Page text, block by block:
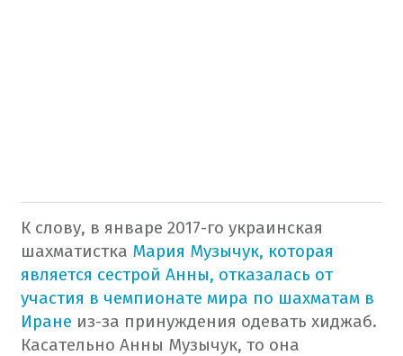
К слову, в январе 2017-го украинская
шахматистка Мария Музычук, которая
является сестрой Анны, отказалась от
участия в чемпионате мира по шахматам в
Иране из-за принуждения одевать хиджаб.
Касательно Анны Музычук, то она